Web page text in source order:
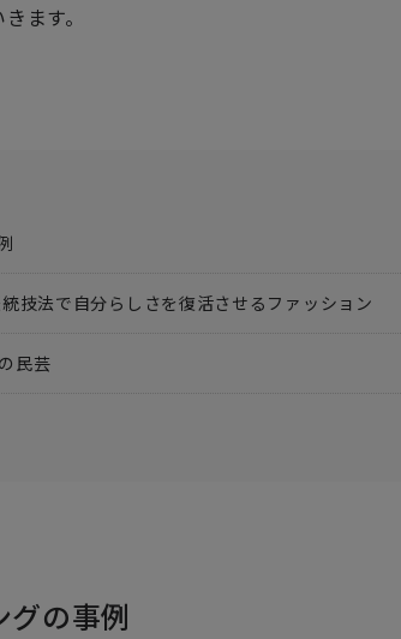
ます。
技法で自分らしさを復活させるファッション
民芸
グの事例